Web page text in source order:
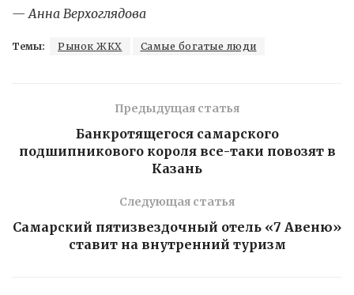
— Анна Верхоглядова
Темы: Рынок ЖКХ Самые богатые люди
Предыдущая статья
Банкротящегося самарского
подшипникового короля все-таки повозят в
Казань
Следующая статья
Самарский пятизвездочный отель «7 Авеню»
ставит на внутренний туризм